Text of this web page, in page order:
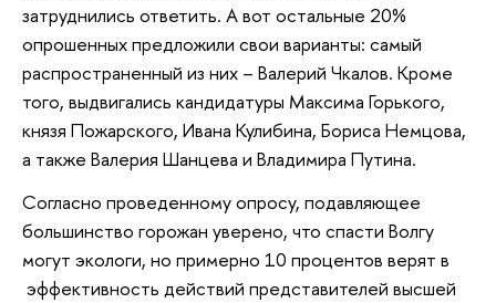
затруднились ответить. А вот остальные 20%
опрошенных предложили свои варианты: самый
распространенный из них – Валерий Чкалов. Кроме
того, выдвигались кандидатуры Максима Горького,
князя Пожарского, Ивана Кулибина, Бориса Немцова,
а также Валерия Шанцева и Владимира Путина.
Согласно проведенному опросу, подавляющее
большинство горожан уверено, что спасти Волгу
могут экологи, но примерно 10 процентов верят в
эффективность действий представителей высшей